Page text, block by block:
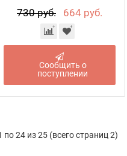
730 руб. 664 руб.
Сообщить о
поступлении
по 24 из 25 (всего страниц 2)